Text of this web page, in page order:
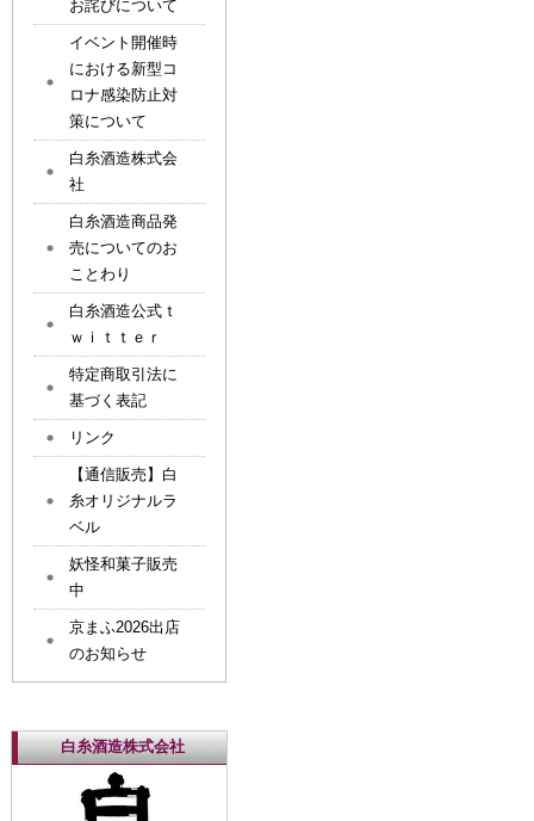
お詫びについて
イベント開催時
における新型コ
ロナ感染防止対
策について
白糸酒造株式会
社
白糸酒造商品発
売についてのお
ことわり
白糸酒造公式ｔ
ｗｉｔｔｅｒ
特定商取引法に
基づく表記
リンク
【通信販売】白
糸オリジナルラ
ベル
妖怪和菓子販売
中
京まふ2026出店
のお知らせ
白糸酒造株式会社